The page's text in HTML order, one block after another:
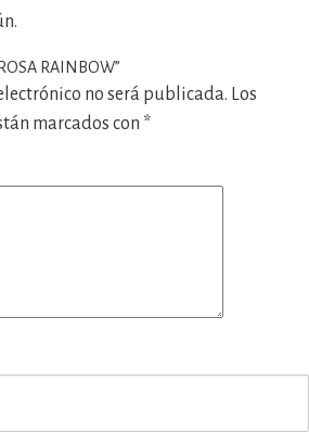
RAINBOW”
no será publicada. Los
marcados con *